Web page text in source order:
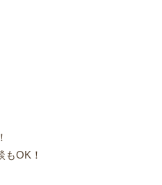
OK！